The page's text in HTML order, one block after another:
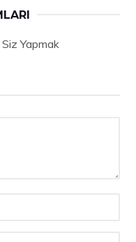
Siz Yapmak